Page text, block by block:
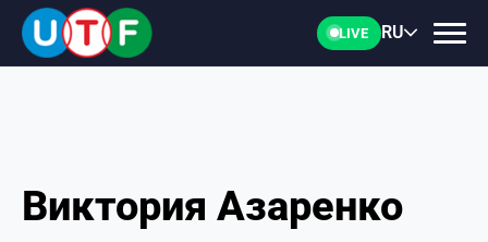
LIVE RU
ГЛАВНАЯ
Виктория Азаренко